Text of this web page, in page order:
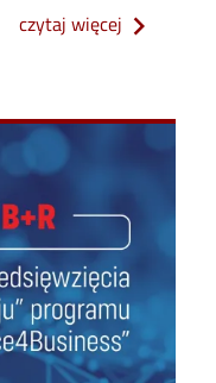
czytaj więcej o projekt